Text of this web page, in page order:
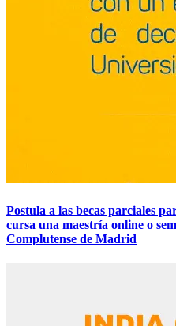
Postula a las becas parciales
cursa una maestría online o
Complutense de Madrid